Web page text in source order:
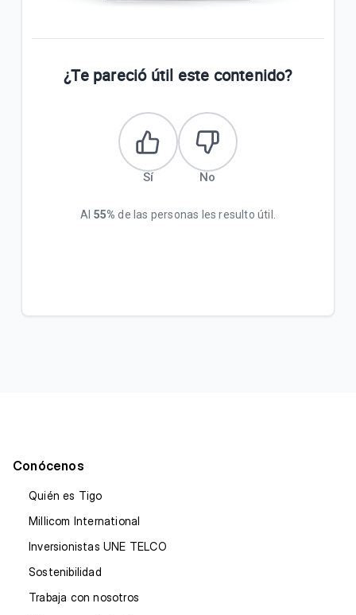
¿Te pareció útil este contenido?
Sí No
Al 55% de las personas les resulto útil.
Conócenos
Quién es Tigo
Millicom International
Inversionistas UNE TELCO
Sostenibilidad
Trabaja con nosotros